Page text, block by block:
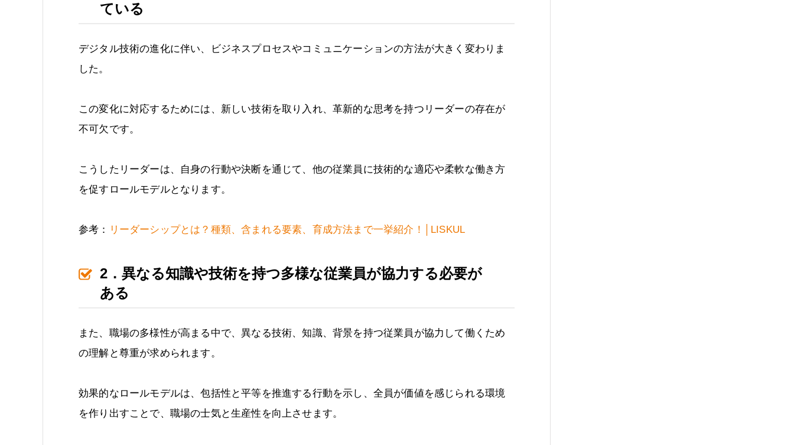
ている
デジタル技術の進化に伴い、ビジネスプロセスやコミュニケーションの方法が大きく変わりま
した。
この変化に対応するためには、新しい技術を取り入れ、革新的な思考を持つリーダーの存在が
不可欠です。
こうしたリーダーは、自身の行動や決断を通じて、他の従業員に技術的な適応や柔軟な働き方
を促すロールモデルとなります。
参考： リーダーシップとは？種類、含まれる要素、育成方法まで一挙紹介！│LISKUL
2．異なる知識や技術を持つ多様な従業員が協力する必要が
ある
また、職場の多様性が高まる中で、異なる技術、知識、背景を持つ従業員が協力して働くため
の理解と尊重が求められます。
効果的なロールモデルは、包括性と平等を推進する行動を示し、全員が価値を感じられる環境
を作り出すことで、職場の士気と生産性を向上させます。